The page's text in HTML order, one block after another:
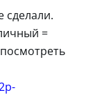
сделали.
=